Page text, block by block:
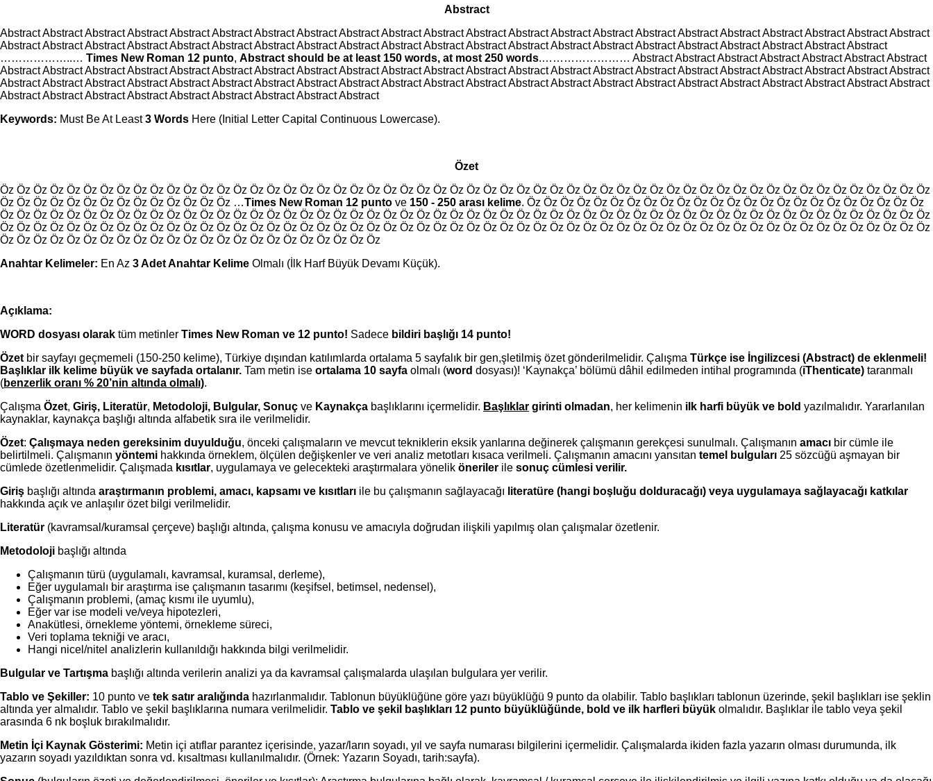
Abstract
Abstract Abstract Abstract Abstract Abstract Abstract Abstract Abstract Abstract Abstract Abstract Abstract Abstract Abstract Abstract Abstract Abstract Abstract Abstract Abstract Abstract Abstract
Abstract Abstract Abstract Abstract Abstract Abstract Abstract Abstract Abstract Abstract Abstract Abstract Abstract Abstract Abstract Abstract Abstract Abstract Abstract Abstract Abstract
………………..… Times New Roman 12 punto, Abstract should be at least 150 words, at most 250 words.…………………… Abstract Abstract Abstract Abstract Abstract Abstract Abstract
Abstract Abstract Abstract Abstract Abstract Abstract Abstract Abstract Abstract Abstract Abstract Abstract Abstract Abstract Abstract Abstract Abstract Abstract Abstract Abstract Abstract Abstract
Abstract Abstract Abstract Abstract Abstract Abstract Abstract Abstract Abstract Abstract Abstract Abstract Abstract Abstract Abstract Abstract Abstract Abstract Abstract Abstract Abstract Abstract
Abstract Abstract Abstract Abstract Abstract Abstract Abstract Abstract Abstract
Keywords: Must Be At Least3 Words Here (Initial Letter Capital Continuous Lowercase).
Özet
Öz Öz Öz Öz Öz Öz Öz Öz Öz Öz Öz Öz Öz Öz Öz Öz Öz Öz Öz Öz Öz Öz Öz Öz Öz Öz Öz Öz Öz Öz Öz Öz Öz Öz Öz Öz Öz Öz Öz Öz Öz Öz Öz Öz Öz Öz Öz Öz Öz Öz Öz Öz Öz Öz Öz Öz
Öz Öz Öz Öz Öz Öz Öz Öz Öz Öz Öz Öz Öz Öz …Times New Roman 12 punto ve 150 - 250 arası kelime. Öz Öz Öz Öz Öz Öz Öz Öz Öz Öz Öz Öz Öz Öz Öz Öz Öz Öz Öz Öz Öz Öz Öz Öz
Öz Öz Öz Öz Öz Öz Öz Öz Öz Öz Öz Öz Öz Öz Öz Öz Öz Öz Öz Öz Öz Öz Öz Öz Öz Öz Öz Öz Öz Öz Öz Öz Öz Öz Öz Öz Öz Öz Öz Öz Öz Öz Öz Öz Öz Öz Öz Öz Öz Öz Öz Öz Öz Öz Öz Öz
Öz Öz Öz Öz Öz Öz Öz Öz Öz Öz Öz Öz Öz Öz Öz Öz Öz Öz Öz Öz Öz Öz Öz Öz Öz Öz Öz Öz Öz Öz Öz Öz Öz Öz Öz Öz Öz Öz Öz Öz Öz Öz Öz Öz Öz Öz Öz Öz Öz Öz Öz Öz Öz Öz Öz Öz
Öz Öz Öz Öz Öz Öz Öz Öz Öz Öz Öz Öz Öz Öz Öz Öz Öz Öz Öz Öz Öz Öz Öz
Anahtar Kelimeler: En Az 3 Adet Anahtar Kelime Olmalı (İlk Harf Büyük Devamı Küçük).
Açıklama:
WORD dosyası olarak tüm metinler Times New Roman ve 12 punto! Sadece bildiri başlığı 14 punto!
Özet bir sayfayı geçmemeli (150-250 kelime), Türkiye dışından katılımlarda ortalama 5 sayfalık bir gen,şletilmiş özet gönderilmelidir. Çalışma Türkçe ise İngilizcesi (Abstract) de eklenmeli!
Başlıklar ilk kelime büyük ve sayfada ortalanır. Tam metin ise ortalama 10 sayfa olmalı (word dosyası)! ‘Kaynakça’ bölümü dâhil edilmeden intihal programında (iThenticate) taranmalı
(benzerlik oranı % 20’nin altında olmalı).
Çalışma Özet, Giriş, Literatür, Metodoloji, Bulgular, Sonuç ve Kaynakça başlıklarını içermelidir. Başlıklar girinti olmadan, her kelimenin ilk harfi büyük ve bold yazılmalıdır. Yararlanılan
kaynaklar, kaynakça başlığı altında alfabetik sıra ile verilmelidir.
Özet: Çalışmaya neden gereksinim duyulduğu, önceki çalışmaların ve mevcut tekniklerin eksik yanlarına değinerek çalışmanın gerekçesi sunulmalı. Çalışmanın amacı bir cümle ile
belirtilmeli. Çalışmanın yöntemi hakkında örneklem, ölçülen değişkenler ve veri analiz metotları kısaca verilmeli. Çalışmanın amacını yansıtan temel bulguları 25 sözcüğü aşmayan bir
cümlede özetlenmelidir. Çalışmada kısıtlar, uygulamaya ve gelecekteki araştırmalara yönelik öneriler ile sonuç cümlesi verilir.
Giriş başlığı altında araştırmanın problemi, amacı, kapsamı ve kısıtları ile bu çalışmanın sağlayacağı literatüre (hangi boşluğu dolduracağı) veya uygulamaya sağlayacağı katkılar
hakkında açık ve anlaşılır özet bilgi verilmelidir.
Literatür (kavramsal/kuramsal çerçeve) başlığı altında, çalışma konusu ve amacıyla doğrudan ilişkili yapılmış olan çalışmalar özetlenir.
Metodoloji başlığı altında
Çalışmanın türü (uygulamalı, kavramsal, kuramsal, derleme),
Eğer uygulamalı bir araştırma ise çalışmanın tasarımı (keşifsel, betimsel, nedensel),
Çalışmanın problemi, (amaç kısmı ile uyumlu),
Eğer var ise modeli ve/veya hipotezleri,
Anakütlesi, örnekleme yöntemi, örnekleme süreci,
Veri toplama tekniği ve aracı,
Hangi nicel/nitel analizlerin kullanıldığı hakkında bilgi verilmelidir.
Bulgular ve Tartışma başlığı altında verilerin analizi ya da kavramsal çalışmalarda ulaşılan bulgulara yer verilir.
Tablo ve Şekiller: 10 punto ve tek satır aralığında hazırlanmalıdır. Tablonun büyüklüğüne göre yazı büyüklüğü 9 punto da olabilir. Tablo başlıkları tablonun üzerinde, şekil başlıkları ise şeklin
altında yer almalıdır. Tablo ve şekil başlıklarına numara verilmelidir. Tablo ve şekil başlıkları 12 punto büyüklüğünde, bold ve ilk harfleri büyük olmalıdır. Başlıklar ile tablo veya şekil
arasında 6 nk boşluk bırakılmalıdır.
Metin İçi Kaynak Gösterimi: Metin içi atıflar parantez içerisinde, yazar/ların soyadı, yıl ve sayfa numarası bilgilerini içermelidir. Çalışmalarda ikiden fazla yazarın olması durumunda, ilk
yazarın soyadı yazıldıktan sonra vd. kısaltması kullanılmalıdır. (Örnek: Yazarın Soyadı, tarih:sayfa).